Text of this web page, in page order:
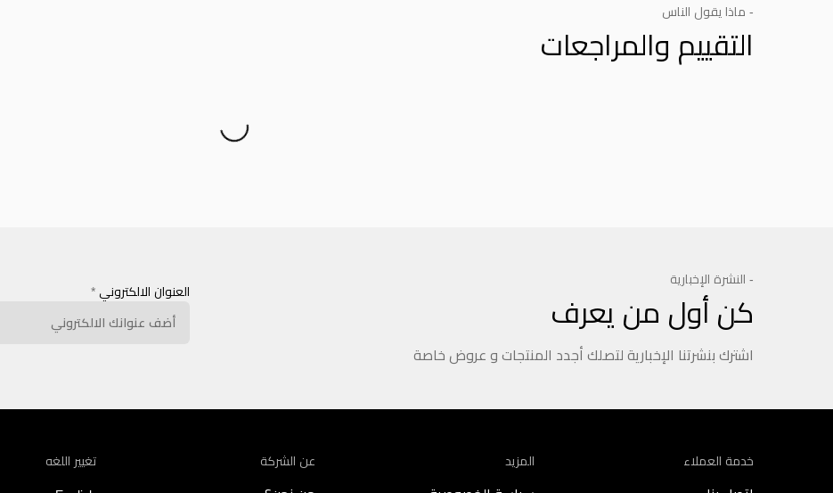
- ماذا يقول الناس
التقييم والمراجعات
- النشرة الإخبارية
كن أول من يعرف
اشترك بنشرتنا الإخبارية لتصلك أجدد المنتجات و عروض خاصة
العنوان الالكتروني *
خدمة العملاء المزيد عن الشركة تغيير اللغه